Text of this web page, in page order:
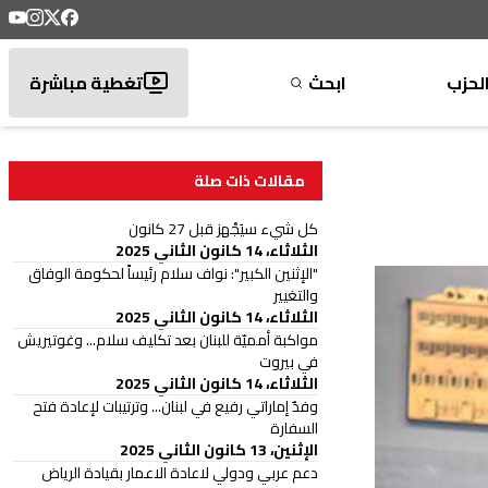
الحزب ابحث تغطية مباشرة
مقالات ذات صلة
كل شيء سيَجْهز قبل 27 كانون
الثلاثاء، 14 كانون الثاني 2025
"الإثنين الكبير": نواف سلام رئيساً لحكومة الوفاق
والتغيير
الثلاثاء، 14 كانون الثاني 2025
مواكبة أمميّة للبنان بعد تكليف سلام... وغوتيريش
في بيروت
الثلاثاء، 14 كانون الثاني 2025
وفدٌ إماراتي رفيع في لبنان... وترتيبات لإعادة فتح
السفارة
الإثنين، 13 كانون الثاني 2025
دعم عربي ودولي لاعادة الاعمار بقيادة الرياض